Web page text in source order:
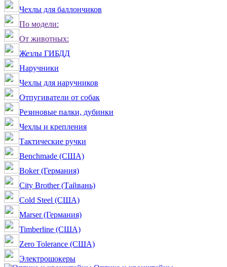
Чехлы для баллончиков
По модели:
От животных:
Жезлы ГИБДД
Наручники
Чехлы для наручников
Отпугиватели от собак
Резиновые палки, дубинки
Чехлы и крепления
Тактические ручки
Benchmade (США)
Boker (Германия)
City Brother (Тайвань)
Cold Steel (США)
Marser (Германия)
Timberline (США)
Zero Tolerance (США)
Электрошокеры